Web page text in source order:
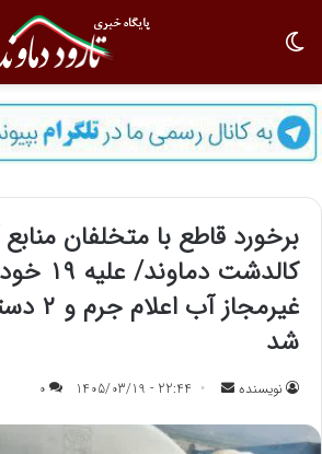
برخورد قاطع با متخلفان
کالدشت
شد
نویسنده
س
22:44 - 1405/03/19
0